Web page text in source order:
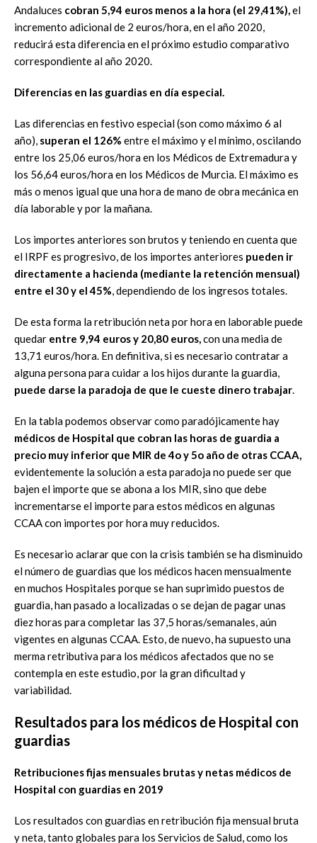
Andaluces cobran 5,94 euros menos a la hora (el 29,41%),el
incremento adicional de 2 euros/hora, en el año 2020,
reducirá esta diferencia en el próximo estudio comparativo
correspondiente al año 2020.
Diferencias en las guardias en día especial.
Las diferencias en festivo especial (son como máximo 6 al
año), superan el 126% entre el máximo y el mínimo, oscilando
entre los 25,06 euros/hora en los Médicos de Extremadura y
los 56,64 euros/hora en los Médicos de Murcia. El máximo es
más o menos igual que una hora de mano de obra mecánica en
día laborable y por la mañana.
Los importes anteriores son brutos y teniendo en cuenta que
el IRPF es progresivo, de los importes anteriores pueden ir
directamente a hacienda (mediante la retención mensual)
entre el 30 y el 45%, dependiendo de los ingresos totales.
De esta forma la retribución neta por hora en laborable puede
quedar entre 9,94 euros y 20,80 euros,con una media de
13,71 euros/hora. En definitiva, si es necesario contratar a
alguna persona para cuidar a los hijos durante la guardia,
puede darse la paradoja de que le cueste dinero trabajar.
En la tabla podemos observar como paradójicamente hay
médicos de Hospital que cobran las horas de guardia a
precio muy inferior que MIR de 4o y 5o año de otras CCAA,
evidentemente la solución a esta paradoja no puede ser que
bajen el importe que se abona a los MIR, sino que debe
incrementarse el importe para estos médicos en algunas
CCAA con importes por hora muy reducidos.
Es necesario aclarar que con la crisis también se ha disminuido
el número de guardias que los médicos hacen mensualmente
en muchos Hospitales porque se han suprimido puestos de
guardia, han pasado a localizadas o se dejan de pagar unas
diez horas para completar las 37,5 horas/semanales, aún
vigentes en algunas CCAA. Esto, de nuevo, ha supuesto una
merma retributiva para los médicos afectados que no se
contempla en este estudio, por la gran dificultad y
variabilidad.
Resultados para los médicos de Hospital con
guardias
Retribuciones fijas mensuales brutas y netas médicos de
Hospital con guardias en 2019
Los resultados con guardias en retribución fija mensual bruta
y neta, tanto globales para los Servicios de Salud, como los